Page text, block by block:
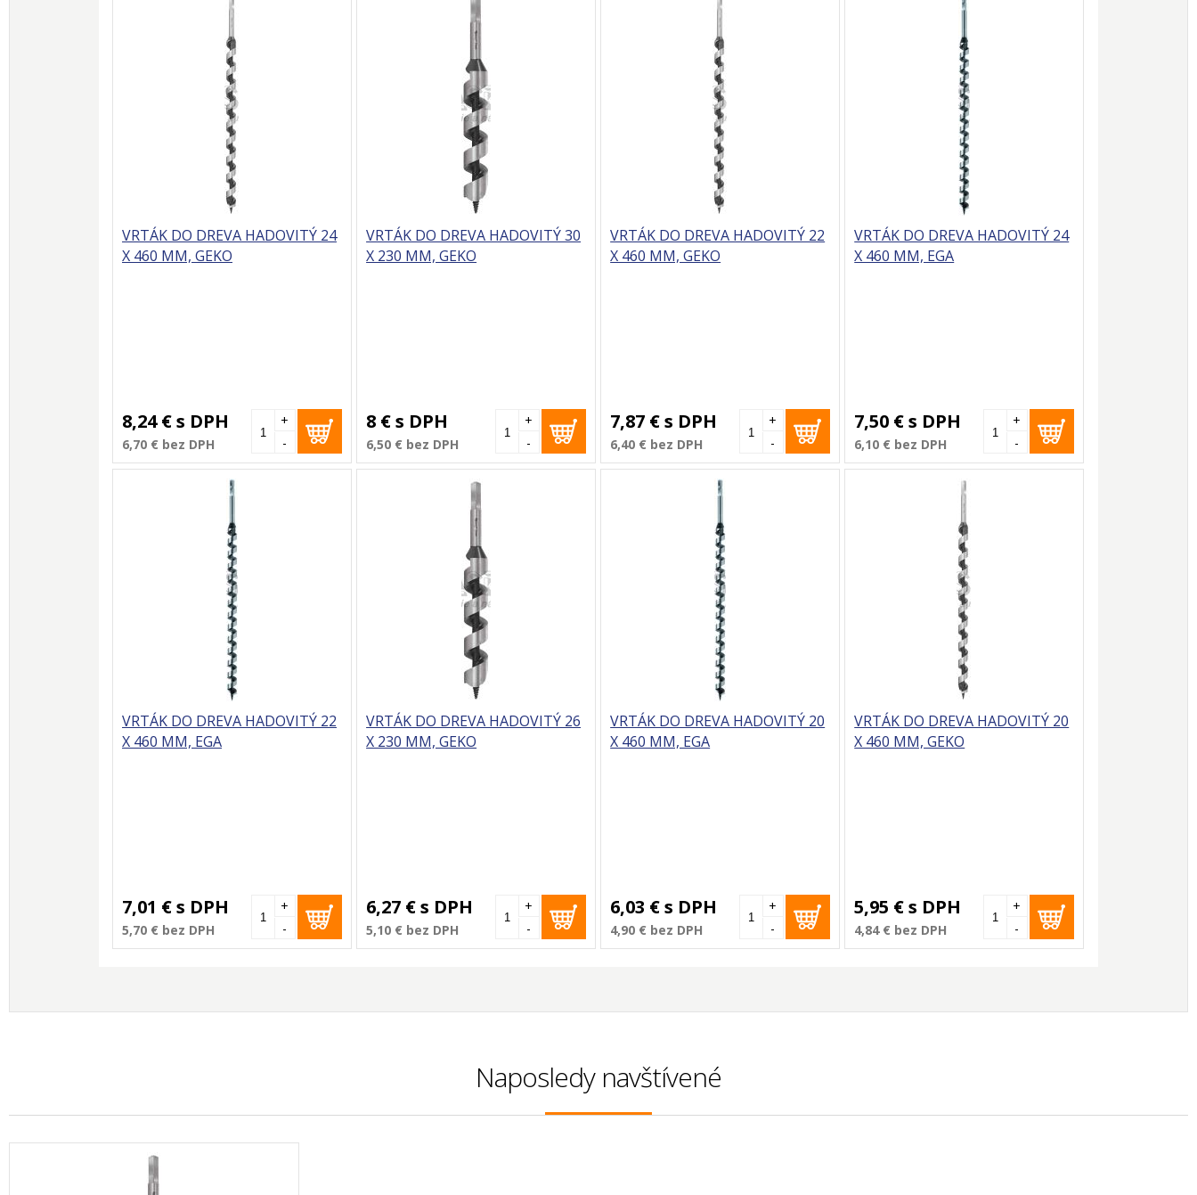
VRTÁK DO DREVA HADOVITÝ 24
X 460 MM, GEKO
8,24 €s DPH
6,70 € bez DPH -
+
VRTÁK DO DREVA HADOVITÝ 30
X 230 MM, GEKO
8 €s DPH
6,50 € bez DPH -
+
VRTÁK DO DREVA HADOVITÝ 22
X 460 MM, GEKO
7,87 €s DPH
6,40 € bez DPH -
+
VRTÁK DO DREVA HADOVITÝ 24
X 460 MM, EGA
7,50 €s DPH
6,10 € bez DPH -
+
VRTÁK DO DREVA HADOVITÝ 22
X 460 MM, EGA
7,01 €s DPH
5,70 € bez DPH -
+
VRTÁK DO DREVA HADOVITÝ 26
X 230 MM, GEKO
6,27 €s DPH
5,10 € bez DPH -
+
VRTÁK DO DREVA HADOVITÝ 20
X 460 MM, EGA
6,03 €s DPH
4,90 € bez DPH -
+
VRTÁK DO DREVA HADOVITÝ 20
X 460 MM, GEKO
5,95 €s DPH
4,84 € bez DPH -
+
Naposledy navštívené